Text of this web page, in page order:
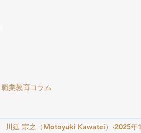
職業教育コラム
川廷 宗之（Motoyuki Kawatei） 2025年